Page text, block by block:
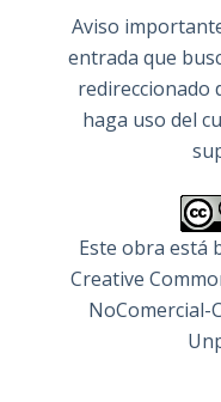
Aviso
entrada que
redireccionado
haga uso del
Este obra está
Creative
NoComercial-